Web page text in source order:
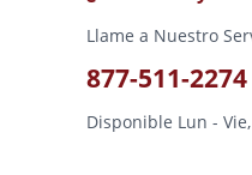
Llame a Nuestro
877-511-2274
Disponible Lun -